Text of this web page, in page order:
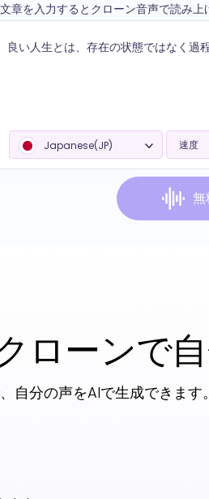
章を入力するとクローン音声で読み上
Japanese(JP) 速度
無
ローンで
自分の声をAIで生成できま